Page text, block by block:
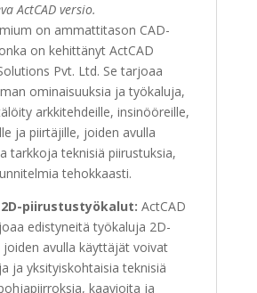
ActCAD versio.
on ammattitason CAD-
on kehittänyt ActCAD
Pvt. Ltd. Se tarjoaa
ominaisuuksia ja työkaluja,
arkkitehdeille, insinööreille,
ja piirtäjille, joiden avulla
tarkkoja teknisiä piirustuksia,
tehokkaasti.
piirustustyökalut: ActCAD
edistyneitä työkaluja 2D-
avulla käyttäjät voivat
ja yksityiskohtaisia ​​teknisiä
kaavioita ja